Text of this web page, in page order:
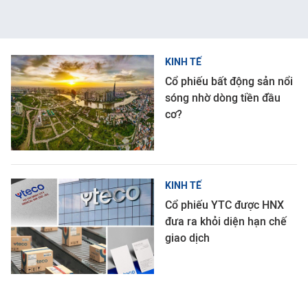
KINH TẾ
Cổ phiếu bất động sản nổi
sóng nhờ dòng tiền đầu
cơ?
KINH TẾ
Cổ phiếu YTC được HNX
đưa ra khỏi diện hạn chế
giao dịch